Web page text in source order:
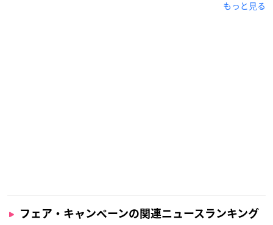
もっと見る
フェア・キャンペーンの関連ニュースランキング